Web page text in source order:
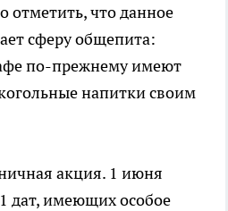
отметить, что данное
сферу общепита:
по-прежнему имеют
напитки своим
акция. 1 июня
дат, имеющих особое